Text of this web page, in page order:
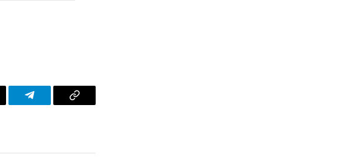
Telegram Copy